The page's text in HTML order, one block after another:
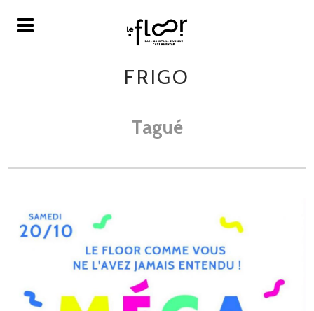
FRIGO
Tagué